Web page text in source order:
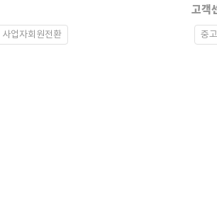
사업자회원전환
고객
중